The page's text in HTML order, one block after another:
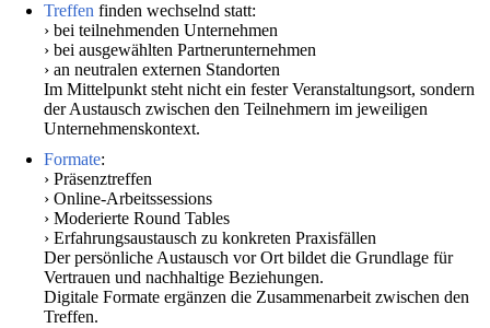
Treffen finden wechselnd statt:
› bei teilnehmenden Unternehmen
› bei ausgewählten Partnerunternehmen
› an neutralen externen Standorten
Im Mittelpunkt steht nicht ein fester Veranstaltungsort, sondern
der Austausch zwischen den Teilnehmern im jeweiligen
Unternehmenskontext.
Formate:
› Präsenztreffen
› Online-Arbeitssessions
› Moderierte Round Tables
› Erfahrungsaustausch zu konkreten Praxisfällen
Der persönliche Austausch vor Ort bildet die Grundlage für
Vertrauen und nachhaltige Beziehungen.
Digitale Formate ergänzen die Zusammenarbeit zwischen den
Treffen.